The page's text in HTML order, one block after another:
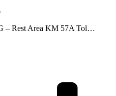
– Rest Area KM 57A Tol…